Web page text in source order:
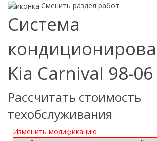
Сменить раздел работ
Система
Kia Carnival 98-06
Рассчитать стоимость
техобслуживания
Изменить модификацию